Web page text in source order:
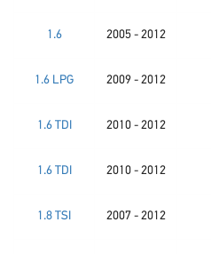
1.6 2005 - 2012
1.6 LPG 2009 - 2012
1.6 TDI 2010 - 2012
1.6 TDI 2010 - 2012
1.8 TSI 2007 - 2012